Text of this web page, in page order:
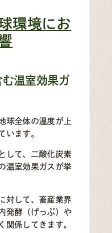
環境にお
温室効果ガ
球全体の温度が上
います。
して、二酸化炭素
温室効果ガスが挙
対して、畜産業界
発酵（げっぷ）や
関係してきます。